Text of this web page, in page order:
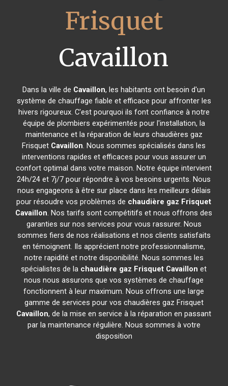
Frisquet
Cavaillon
Dans la ville de Cavaillon, les habitants ont besoin d'un
système de chauffage fiable et efficace pour affronter les
hivers rigoureux. C'est pourquoi ils font confiance à notre
équipe de plombiers expérimentés pour l'installation, la
maintenance et la réparation de leurs chaudières gaz
Frisquet Cavaillon. Nous sommes spécialisés dans les
interventions rapides et efficaces pour vous assurer un
confort optimal dans votre maison. Notre équipe intervient
24h/24 et 7j/7 pour répondre à vos besoins urgents. Nous
nous engageons à être sur place dans les meilleurs délais
pour résoudre vos problèmes de chaudière gaz Frisquet
Cavaillon. Nos tarifs sont compétitifs et nous offrons des
garanties sur nos services pour vous rassurer. Nous
sommes fiers de nos réalisations et nos clients satisfaits
en témoignent. Ils apprécient notre professionnalisme,
notre rapidité et notre disponibilité. Nous sommes les
spécialistes de la chaudière gaz Frisquet Cavaillon et
nous nous assurons que vos systèmes de chauffage
fonctionnent à leur maximum. Nous offrons une large
gamme de services pour vos chaudières gaz Frisquet
Cavaillon, de la mise en service à la réparation en passant
par la maintenance régulière. Nous sommes à votre
disposition